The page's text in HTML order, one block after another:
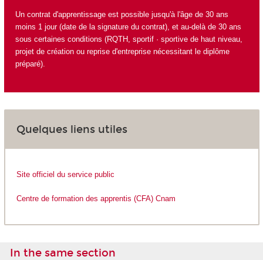
Un contrat d'apprentissage est possible jusqu'à l'âge de 30 ans
moins 1 jour (date de la signature du contrat), et au-delà de 30 ans
sous certaines conditions (RQTH, sportif · sportive de haut niveau,
projet de création ou reprise d'entreprise nécessitant le diplôme
préparé).
Quelques liens utiles
Site officiel du service public
Centre de formation des apprentis (CFA) Cnam
In the same section